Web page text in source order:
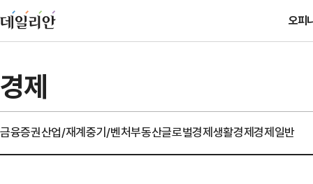
오피
경제
금융증권산업/재계중기/벤처부동산글로벌경제생활경제경제일반